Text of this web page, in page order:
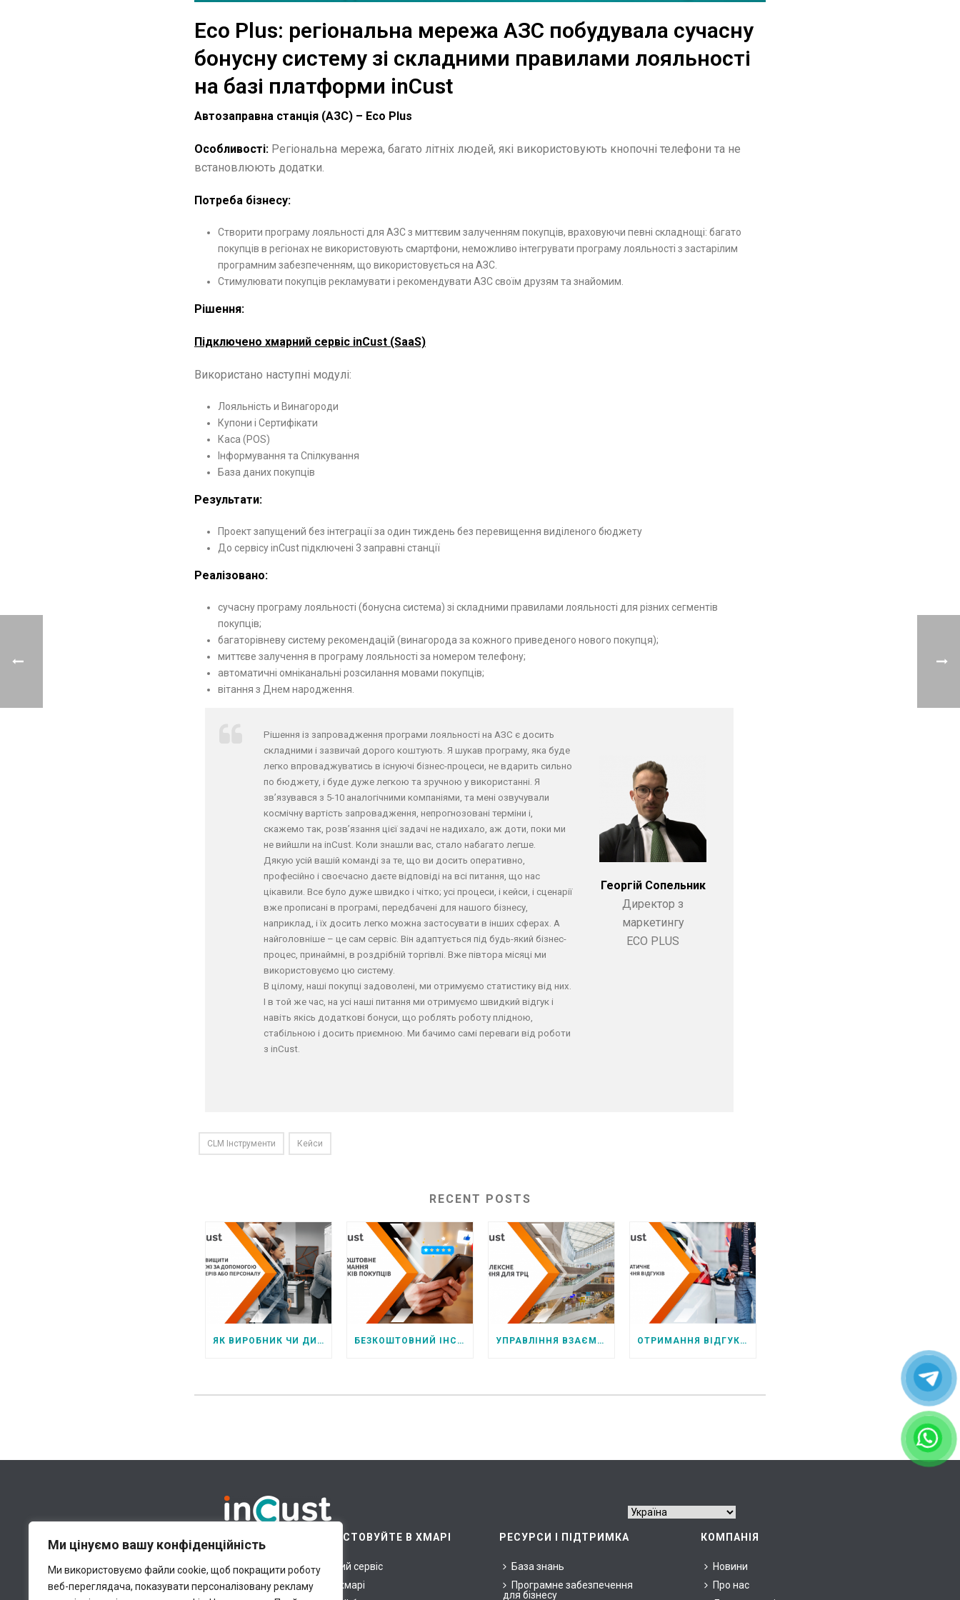
Ми цінуємо вашу конфіденційність
Ми використовуємо файли cookie, щоб покращити роботу
веб-переглядача, показувати персоналізовану рекламу
Eco Plus: регіональна мережа АЗС побудувала сучасну
бонусну систему зі складними правилами лояльності
на базі платформи inCust
Автозаправна станція (АЗС) – Eco Plus
Особливості: Регіональна мережа, багато літніх людей, які використовують кнопочні телефони та не
встановлюють додатки.
Потреба бізнесу:
Створити програму лояльності для АЗС з миттєвим залученням покупців, враховуючи певні складнощі: багато
покупців в регіонах не використовують смартфони, неможливо інтегрувати програму лояльності з застарілим
програмним забезпеченням, що використовується на АЗС.
Стимулювати покупців рекламувати і рекомендувати АЗС своїм друзям та знайомим.
Рішення:
Підключено хмарний сервіс inCust (SaaS)
Використано наступні модулі:
Лояльність и Винагороди
Купони і Сертифікати
Каса (POS)
Інформування та Спілкування
База даних покупців
Результати:
Проект запущений без інтеграції за один тиждень без перевищення виділеного бюджету
До сервісу inCust підключені 3 заправні станції
Реалізовано:
сучасну програму лояльності (бонусна система) зі складними правилами лояльності для різних сегментів
покупців;
багаторівневу систему рекомендацій (винагорода за кожного приведеного нового покупця);
миттєве залучення в програму лояльності за номером телефону;
автоматичні омніканальні розсилання мовами покупців;
вітання з Днем народження.
Рішення із запровадження програми лояльності на АЗС є досить
складними і зазвичай дорого коштують. Я шукав програму, яка буде
легко впроваджуватись в існуючі бізнес-процеси, не вдарить сильно
по бюджету, і буде дуже легкою та зручною у використанні. Я
зв’язувався з 5-10 аналогічними компаніями, та мені озвучували
космічну вартість запровадження, непрогнозовані терміни і,
скажемо так, розв’язання цієї задачі не надихало, аж доти, поки ми
не вийшли на inCust. Коли знашли вас, стало набагато легше.
Дякую усій вашій команді за те, що ви досить оперативно,
професійно і своєчасно даєте відповіді на всі питання, що нас
цікавили. Все було дуже швидко і чітко; усі процеси, і кейси, і сценарії
вже прописані в програмі, передбачені для нашого бізнесу,
наприклад, і їх досить легко можна застосувати в інших сферах. А
найголовніше – це сам сервіс. Він адаптується під будь-який бізнес-
процес, принаймні, в роздрібній торгівлі. Вже півтора місяці ми
використовуємо цю систему.
В цілому, наші покупці задоволені, ми отримуємо статистику від них.
І в той же час, на усі наші питання ми отримуємо швидкий відгук і
навіть якісь додаткові бонуси, що роблять роботу плідною,
стабільною і досить приємною. Ми бачимо самі переваги від роботи
з inCust.
Георгій Сопельник
Директор з
маркетингу
ECO PLUS
CLM Інструменти Кейси
RECENT POSTS
ЯК ВИРОБНИК ЧИ ДИСТРИБ’ЮТОР МОЖЕ ПІДВИЩИТИ ПРОДАЖІ ЗА ДОПОМОГОЮ ПЕРСОНАЛУ РОЗДРІБНИХ МЕРЕЖ ЧИ ПАРТНЕРІВ БЕЗКОШТОВНИЙ ІНСТРУМЕНТ ДЛЯ ОТРИМАННЯ ВІДГУКІВ ПОКУПЦІВ УПРАВЛІННЯ ВЗАЄМОДІЄЮ З ПОКУПЦЯМИ ДЛЯ ТРЦ ОТРИМАННЯ ВІДГУКІВ НА АЗС ПРИ САМООБСЛУГОВУВАННІ
ПЛАТФОРМА CLM
Платформа
Модулі
ВИКОРИСТОВУЙТЕ В ХМАРІ
Хмарний сервіс
Ціни у хмарі
РЕСУРСИ І ПІДТРИМКА
База знань
Програмне забезпечення
для бізнесу
КОМПАНІЯ
Новини
Про нас